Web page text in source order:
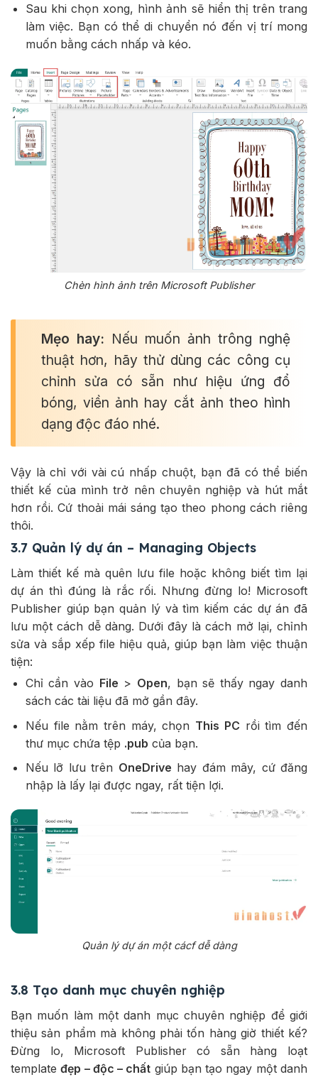
Sau khi chọn xong, hình ảnh sẽ hiển thị trên trang
làm việc. Bạn có thể di chuyển nó đến vị trí mong
muốn bằng cách nhấp và kéo.
Chèn hình ảnh trên Microsoft Publisher
Mẹo hay: Nếu muốn ảnh trông nghệ
thuật hơn, hãy thử dùng các công cụ
chỉnh sửa có sẵn như hiệu ứng đổ
bóng, viền ảnh hay cắt ảnh theo hình
dạng độc đáo nhé.
Vậy là chỉ với vài cú nhấp chuột, bạn đã có thể biến
thiết kế của mình trở nên chuyên nghiệp và hút mắt
hơn rồi. Cứ thoải mái sáng tạo theo phong cách riêng
thôi.
3.7 Quản lý dự án – Managing Objects
Làm thiết kế mà quên lưu file hoặc không biết tìm lại
dự án thì đúng là rắc rối. Nhưng đừng lo! Microsoft
Publisher giúp bạn quản lý và tìm kiếm các dự án đã
lưu một cách dễ dàng. Dưới đây là cách mở lại, chỉnh
sửa và sắp xếp file hiệu quả, giúp bạn làm việc thuận
tiện:
Chỉ cần vào File > Open, bạn sẽ thấy ngay danh
sách các tài liệu đã mở gần đây.
Nếu file nằm trên máy, chọn This PC rồi tìm đến
thư mục chứa tệp .pub của bạn.
Nếu lỡ lưu trên OneDrive hay đám mây, cứ đăng
nhập là lấy lại được ngay, rất tiện lợi.
Quản lý dự án một cácf dễ dàng
3.8 Tạo danh mục chuyên nghiệp
Bạn muốn làm một danh mục chuyên nghiệp để giới
thiệu sản phẩm mà không phải tốn hàng giờ thiết kế?
Đừng lo, Microsoft Publisher có sẵn hàng loạt
templateđẹp – độc – chất giúp bạn tạo ngay một danh